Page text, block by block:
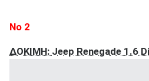
Νο 2
ΔΟΚΙΜΗ: Jeep Renegade 1.6